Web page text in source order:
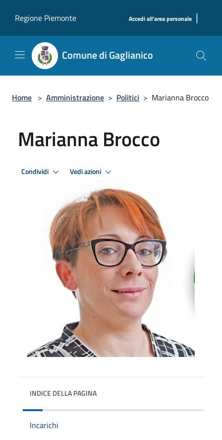
Regione Piemonte
Accedi all'area personale |
Comune di Gaglianico
Home > Amministrazione > Politici > Marianna Brocco
Marianna Brocco
Condividi Vedi azioni
INDICE DELLA PAGINA
Incarichi